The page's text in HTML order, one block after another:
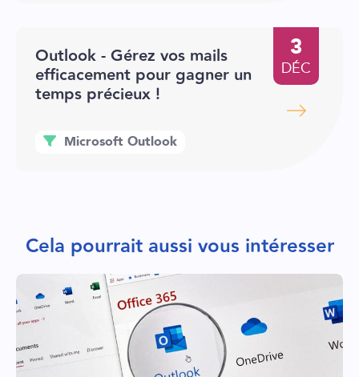
3
DÉC
Outlook - Gérez vos mails
efficacement pour gagner un
temps précieux !
Microsoft Outlook
Cela pourrait aussi vous intéresser